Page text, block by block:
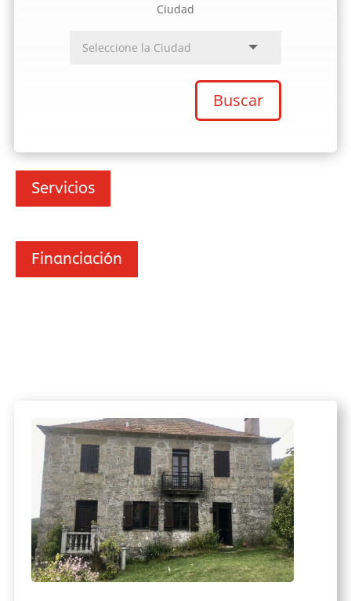
Ciudad
Buscar
Servicios
Financiación